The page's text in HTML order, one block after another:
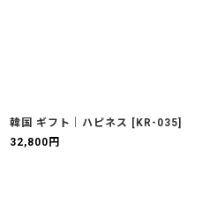
韓国 ギフト｜ハピネス [ KR-035]
32,800 円